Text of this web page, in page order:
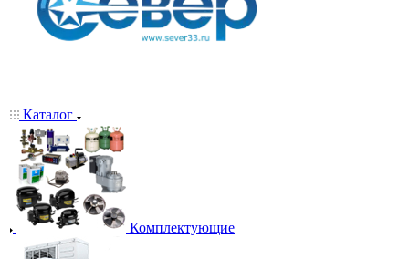
Каталог
Комплектующие